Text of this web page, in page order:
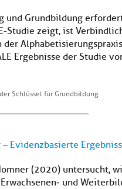
und Grundbildung
Studie zeigt, ist
Ergebnisse der Studie
Schlüssel für Grundbildung
Evidenzbasierte
(2020) untersucht,
und